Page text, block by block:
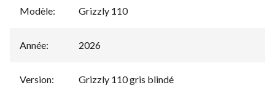
Modèle: Grizzly 110
Année: 2026
Version: Grizzly 110 gris blindé